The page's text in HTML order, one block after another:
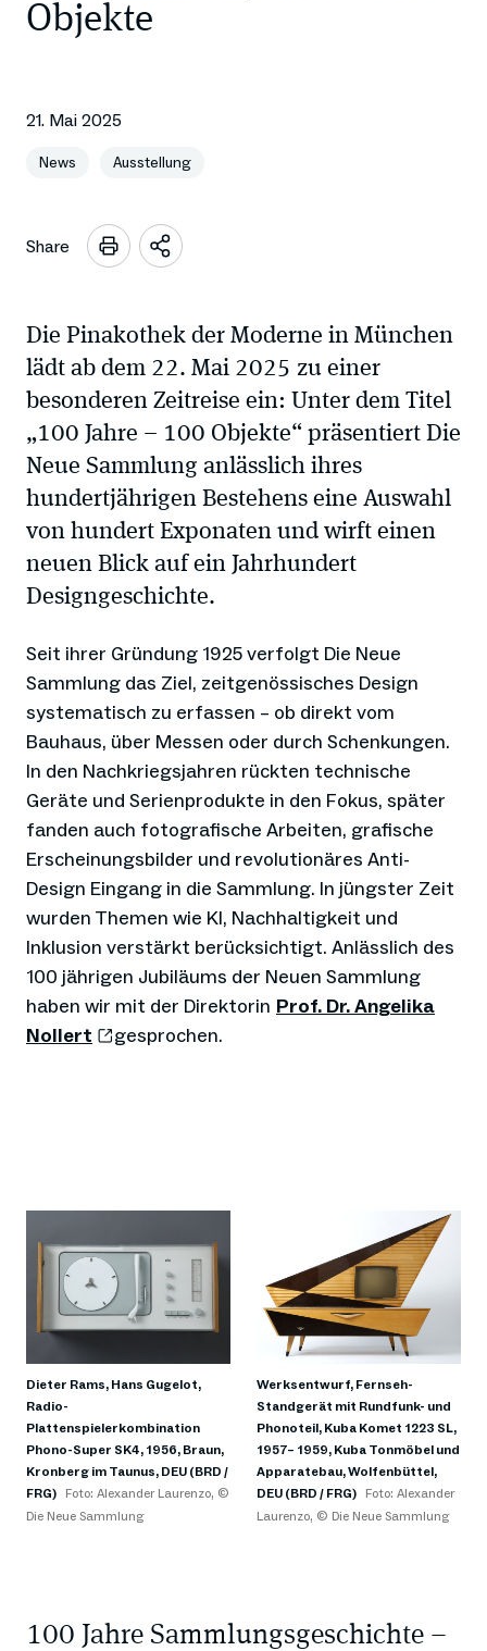
Objekte
21. Mai 2025
News Ausstellung
Share
Sharing
Die Pinakothek der Moderne in München
lädt ab dem 22. Mai 2025 zu einer
besonderen Zeitreise ein: Unter dem Titel
„100 Jahre – 100 Objekte“ präsentiert Die
Neue Sammlung anlässlich ihres
hundertjährigen Bestehens eine Auswahl
von hundert Exponaten und wirft einen
neuen Blick auf ein Jahrhundert
Designgeschichte.
Seit ihrer Gründung 1925 verfolgt Die Neue
Sammlung das Ziel, zeitgenössisches Design
systematisch zu erfassen – ob direkt vom
Bauhaus, über Messen oder durch Schenkungen.
In den Nachkriegsjahren rückten technische
Geräte und Serienprodukte in den Fokus, später
fanden auch fotografische Arbeiten, grafische
Erscheinungsbilder und revolutionäres Anti-
Design Eingang in die Sammlung. In jüngster Zeit
wurden Themen wie KI, Nachhaltigkeit und
Inklusion verstärkt berücksichtigt. Anlässlich des
100 jährigen Jubiläums der Neuen Sammlung
haben wir mit der Direktorin Prof. Dr. Angelika
Nollert
gesprochen.
Dieter Rams, Hans Gugelot,
Radio-
Plattenspielerkombination
Phono-Super SK4, 1956, Braun,
Kronberg im Taunus, DEU (BRD /
FRG)
Foto: Alexander Laurenzo, ©
Die Neue Sammlung
Werksentwurf, Fernseh-
Standgerät mit Rundfunk- und
Phonoteil, Kuba Komet 1223 SL,
1957– 1959, Kuba Tonmöbel und
Apparatebau, Wolfenbüttel,
DEU (BRD / FRG)
Foto: Alexander
Laurenzo, © Die Neue Sammlung
100 Jahre Sammlungsgeschichte –